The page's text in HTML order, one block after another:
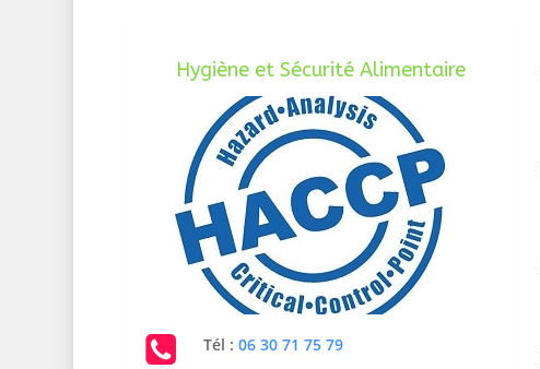
Hygiène et Sécurité Alimentaire
Tél : 06 30 71 75 79